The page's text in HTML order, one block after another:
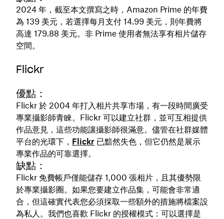
2024 年，截至本文撰寫之時，Amazon Prime 的年費
為 139 美元，若選擇每月支付 14.99 美元，則年費將
高達 179.88 美元。非 Prime 使用者無法享有相片儲存
空間。
Flickr
優點：
Flickr 於 2004 年打入相片共享市場，有一段時間廣受
專業攝影師青睞。Flickr 可以建立社群，並可互相提供
作品意見，這些功能讓攝影師很滿意。儘管在社群媒體
平台的光環下， Flickr 已黯然失色，但它仍然是展示
專業作品的可靠選擇。
缺點：
Flickr 免費帳戶僅能儲存 1,000 張相片，且其優勢限
於專業攝影圈。如果您要建立作品集，可能會非常適
合，但這確實代表您必須採取一些額外的措施將檔案設
為私人。我們也喜歡 Flickr 的授權模式：可以選擇是